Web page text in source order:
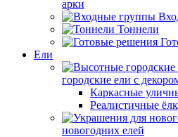
арки
Тоннели
Ели
городские ели с
Каркасные
Реалистичные
новогодних елей